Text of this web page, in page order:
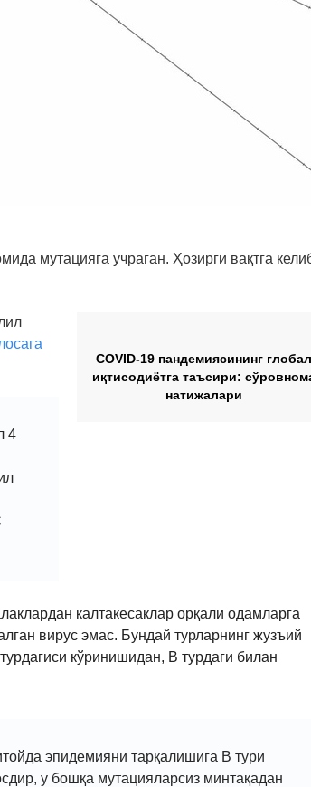
мутацияга учраган. Ҳозирги вақтга
COVID-19 пандемиясининг глобал
иқтисодиётга таъсири:
натижалари
4
калтакесаклар орқали одамларга
вирус эмас. Бундай турларнинг жузъий
кўринишидан, В турдаги билан
эпидемияни тарқалишига В тури
у бошқа мутацияларсиз минтақадан